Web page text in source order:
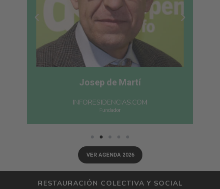
Josep de Martí
INFORESIDENCIAS.COM
Fundador
VER AGENDA 2026
RESTAURACIÓN COLECTIVA Y SOCIAL